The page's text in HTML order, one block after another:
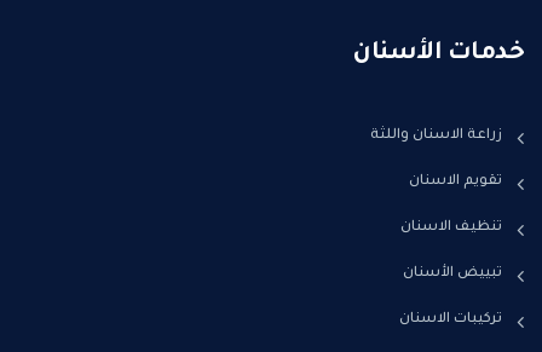
خدمات الأسنان
زراعة الاسنان واللثة
تقويم الاسنان
تنظيف الاسنان
تبييض الأسنان
تركيبات الاسنان